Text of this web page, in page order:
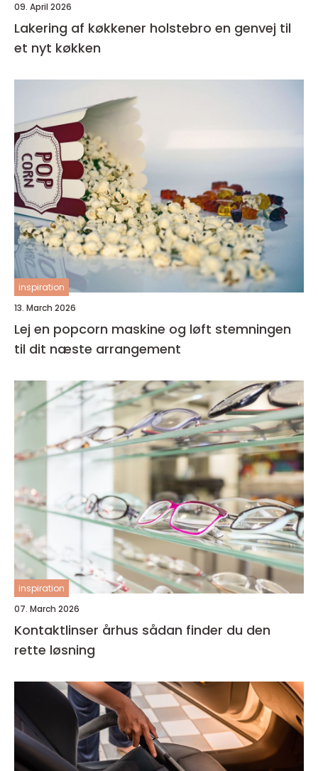
09. April 2026
Lakering af køkkener holstebro en genvej til
et nyt køkken
inspiration
13. March 2026
Lej en popcorn maskine og løft stemningen
til dit næste arrangement
inspiration
07. March 2026
Kontaktlinser århus sådan finder du den
rette løsning